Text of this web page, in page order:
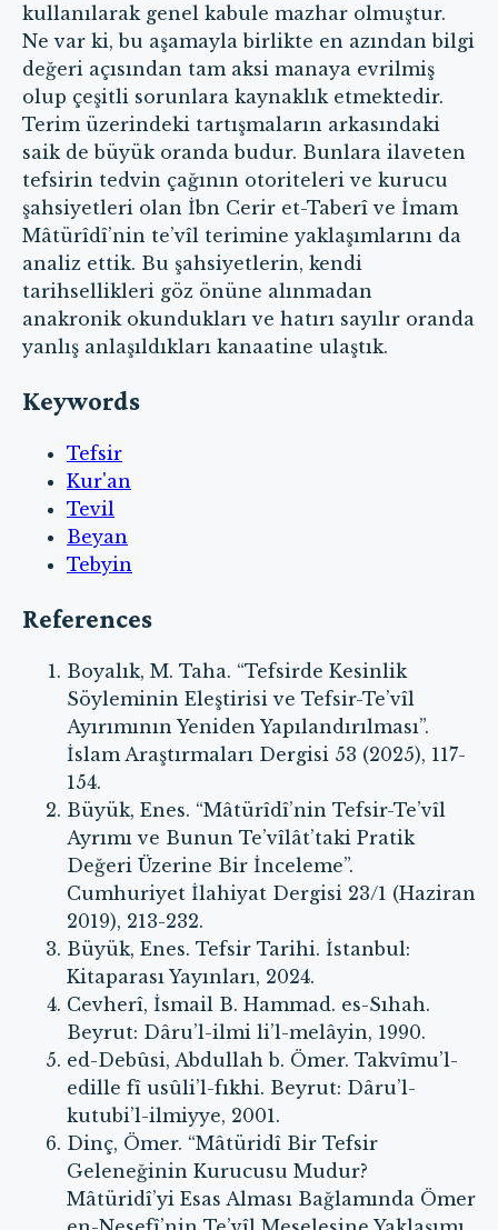
kullanılarak genel kabule mazhar olmuştur.
Ne var ki, bu aşamayla birlikte en azından bilgi
değeri açısından tam aksi manaya evrilmiş
olup çeşitli sorunlara kaynaklık etmektedir.
Terim üzerindeki tartışmaların arkasındaki
saik de büyük oranda budur. Bunlara ilaveten
tefsirin tedvin çağının otoriteleri ve kurucu
şahsiyetleri olan İbn Cerir et-Taberî ve İmam
Mâtürîdî’nin te’vîl terimine yaklaşımlarını da
analiz ettik. Bu şahsiyetlerin, kendi
tarihsellikleri göz önüne alınmadan
anakronik okundukları ve hatırı sayılır oranda
yanlış anlaşıldıkları kanaatine ulaştık.
Keywords
Tefsir
Kur'an
Tevil
Beyan
Tebyin
References
Boyalık, M. Taha. “Tefsirde Kesinlik
Söyleminin Eleştirisi ve Tefsir-Te’vîl
Ayırımının Yeniden Yapılandırılması”.
İslam Araştırmaları Dergisi 53 (2025), 117-
154.
Büyük, Enes. “Mâtürîdî’nin Tefsir-Te’vîl
Ayrımı ve Bunun Te’vîlât’taki Pratik
Değeri Üzerine Bir İnceleme”.
Cumhuriyet İlahiyat Dergisi 23/1 (Haziran
2019), 213-232.
Büyük, Enes. Tefsir Tarihi. İstanbul:
Kitaparası Yayınları, 2024.
Cevherî, İsmail B. Hammad. es-Sıhah.
Beyrut: Dâru’l-ilmi li’l-melâyin, 1990.
ed-Debûsi, Abdullah b. Ömer. Takvîmu’l-
edille fî usûli’l-fıkhi. Beyrut: Dâru’l-
kutubi’l-ilmiyye, 2001.
Dinç, Ömer. “Mâtüridî Bir Tefsir
Geleneğinin Kurucusu Mudur?
Mâtüridî’yi Esas Alması Bağlamında Ömer